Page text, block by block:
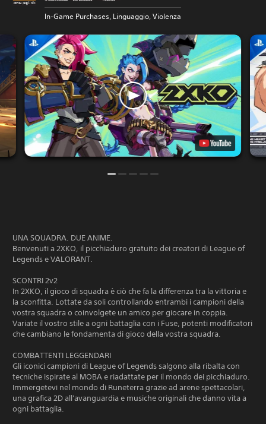
In-Game Purchases, Linguaggio, Violenza
UNA SQUADRA. DUE ANIME.
Benvenuti a 2XKO, il picchiaduro gratuito dei creatori di League of
Legends e VALORANT.
SCONTRI 2v2
In 2XKO, il gioco di squadra è ciò che fa la differenza tra la vittoria e
la sconfitta. Lottate da soli controllando entrambi i campioni della
vostra squadra o coinvolgete un amico per giocare in coppia.
Variate il vostro stile a ogni battaglia con i Fuse, potenti modificatori
che cambiano le fondamenta di gioco della vostra squadra.
COMBATTENTI LEGGENDARI
Gli iconici campioni di League of Legends salgono alla ribalta con
tecniche ispirate al MOBA e riadattate per il mondo dei picchiaduro.
Immergetevi nel mondo di Runeterra grazie ad arene spettacolari,
una grafica 2D all'avanguardia e musiche originali che danno vita a
ogni battaglia.